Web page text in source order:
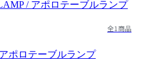
全1商品
ポロテーブルランプ